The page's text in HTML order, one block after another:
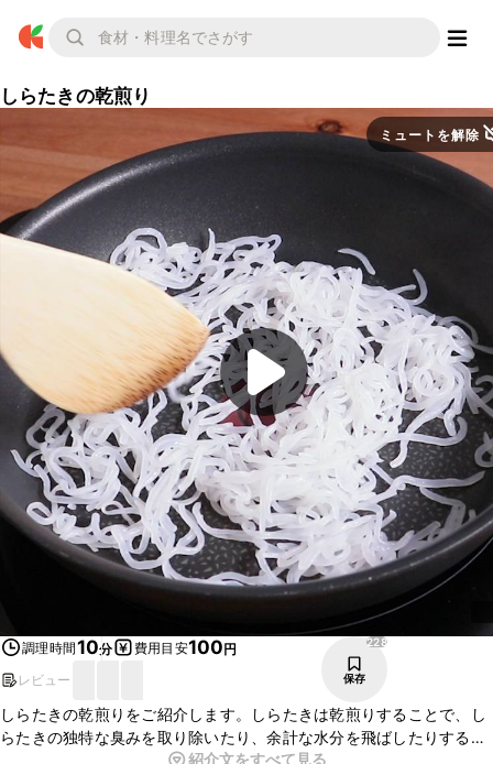
しらたきの乾煎り
ミュートを解除
調理時間10分 費用目安100円
レビュー
228
保存
しらたきの乾煎りをご紹介します。しらたきは乾煎りすることで、し
らたきの独特な臭みを取り除いたり、余計な水分を飛ばしたりする効
果があります。乾煎りしたものは、炒め物や煮物などに活用いただけ
紹介文をすべて見る